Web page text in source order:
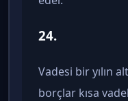
24.
Vadesi bir yılın
borçlar kısa